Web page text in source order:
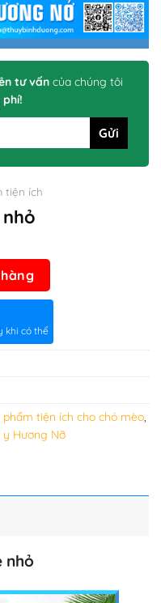
tư vấn của chúng tôi
phí!
tiện ích
khi có thể
phẩm tiện ích cho chó mèo,
y Hương Nỡ
nhỏ